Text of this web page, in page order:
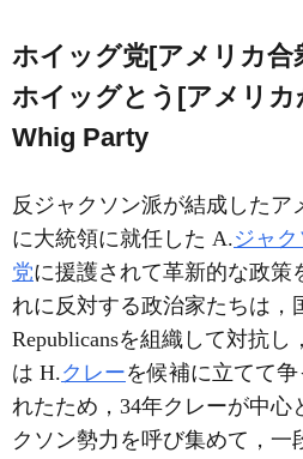
ホイッグ党[アメリカ合
ホイッグとう[アメリ
Whig Party
反ジャクソン派が結成したア
に大統領に就任した A.ジャ
党に援護されて革新的な政策
れに反対する政治家たちは，
Republicansを組織して対抗し
は H.クレーを候補に立てて
れたため，34年クレーが中心
クソン勢力を呼び集めて，一